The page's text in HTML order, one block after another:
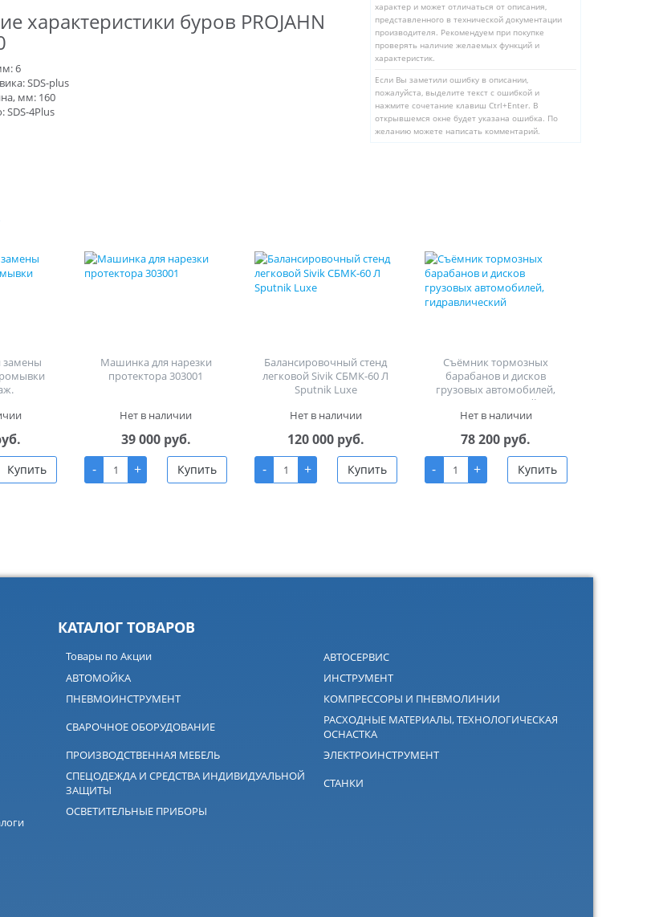
характеристики буров PROJAHN
6
SDS-plus
мм: 160
SDS-4Plus
характер и может отличаться от описания,
представленного в технической документации
производителя. Рекомендуем при покупке
проверять наличие желаемых функций и
характеристик.
Если Вы заметили ошибку в описании,
пожалуйста, выделите текст с ошибкой и
нажмите сочетание клавиш Ctrl+Enter. В
открывшемся окне будет указана ошибка. По
желанию можете написать комментарий.
замены
Купить
Машинка для нарезки
протектора 303001
Нет в наличии
39 000 руб.
-
+ Купить
Балансировочный стенд
легковой Sivik СБМК-60 Л
Sputnik Luxe
Нет в наличии
120 000 руб.
-
+ Купить
Съёмник тормозных
барабанов и дисков
грузовых автомобилей,
гидравлический
Нет в наличии
78 200 руб.
-
+ Купить
КАТАЛОГ ТОВАРОВ
Товары по Акции
АВТОСЕРВИС
АВТОМОЙКА
ИНСТРУМЕНТ
ПНЕВМОИНСТРУМЕНТ
КОМПРЕССОРЫ И ПНЕВМОЛИНИИ
СВАРОЧНОЕ ОБОРУДОВАНИЕ
РАСХОДНЫЕ МАТЕРИАЛЫ, ТЕХНОЛОГИЧЕСКАЯ
ОСНАСТКА
ПРОИЗВОДСТВЕННАЯ МЕБЕЛЬ
ЭЛЕКТРОИНСТРУМЕНТ
СПЕЦОДЕЖДА И СРЕДСТВА ИНДИВИДУАЛЬНОЙ
ЗАЩИТЫ
СТАНКИ
ОСВЕТИТЕЛЬНЫЕ ПРИБОРЫ